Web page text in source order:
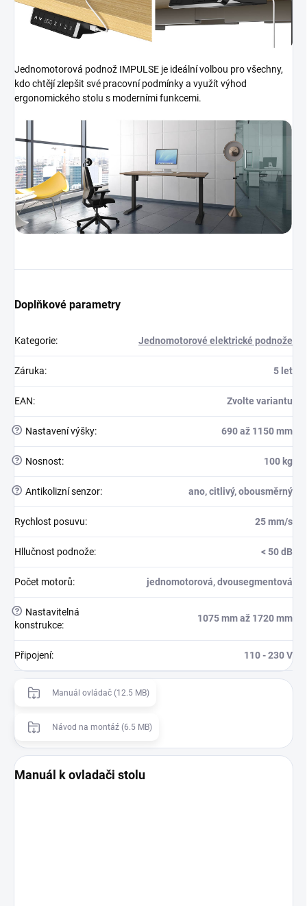
Jednomotorová podnož IMPULSE je ideální volbou pro všechny,
kdo chtějí zlepšit své pracovní podmínky a využít výhod
ergonomického stolu s moderními funkcemi.
Doplňkové parametry
Kategorie: Jednomotorové elektrické podnože
Záruka: 5 let
EAN: Zvolte variantu
? Nastavení výšky: 690 až 1150 mm
? Nosnost: 100 kg
? Antikolizní senzor: ano, citlivý, obousměrný
Rychlost posuvu: 25 mm/s
Hllučnost podnože: < 50 dB
Počet motorů: jednomotorová, dvousegmentová
?
Nastavitelná
konstrukce:
1075 mm až 1720 mm
Připojení: 110 - 230 V
Manuál ovládač (12.5 MB)
Návod na montáź (6.5 MB)
Manuál k ovladači stolu